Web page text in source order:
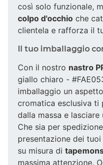
così solo funzionale,
colpo d'occhio che
clientela e rafforza il
Il tuo imballaggio
Con il nostro nastro
giallo chiaro -
imballaggio un
cromatica esclusiva
dalla massa e
Che sia per
presentazione dei
su misura di
massima attenzione.